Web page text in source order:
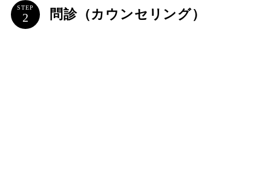
STEP 問診（カウンセリング）